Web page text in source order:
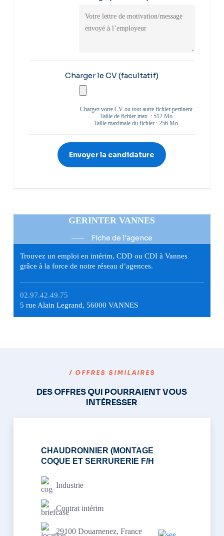
Charger le CV(facultatif)
Chargez votre CV ou tout autre fichier pertinent.
Taille de fichier max. : 512 Mo.
Taille maximale du fichier : 256 Mo.
GERINTER VANNES
Fiche de l'agence
Trouvez un emploi en intérim, CDD ou CDI à Vannes
grâce à la force de notre réseau d’agences.
02.97.42.49.75
5 rue Alain Legrand, 56000 VANNES
/ OFFRES SIMILAIRES
DES OFFRES QUI POURRAIENT VOUS
INTÉRESSER
CHAUDRONNIER (MONTAGE
COQUE ET SERRURERIE F/H
Industrie
Contrat intérim
29100 Douarnenez, France